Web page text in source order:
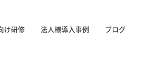
け研修 法人様導入事例 ブログ